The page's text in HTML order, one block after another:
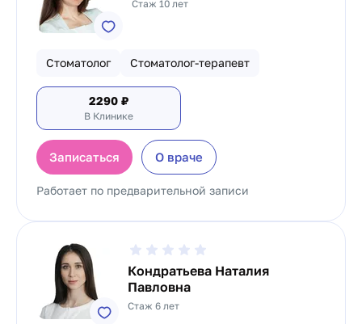
Стаж 10 лет
Стоматолог Стоматолог-терапевт
2290 ₽
В Клинике
Записаться О враче
Работает по предварительной записи
Кондратьева Наталия
Павловна
Стаж 6 лет